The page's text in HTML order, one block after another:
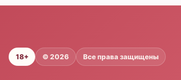
18+ © 2026 Все права защищены